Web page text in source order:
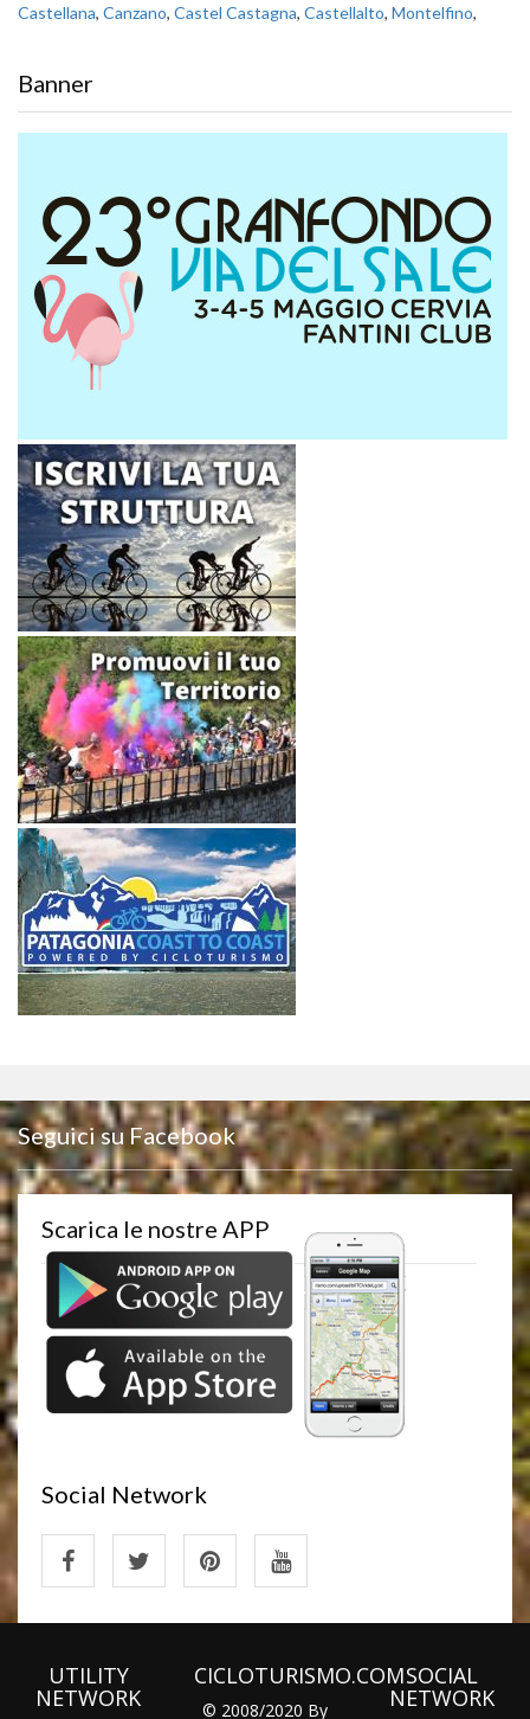
Castellana, Canzano, Castel Castagna, Castellalto, Montelfino,
Banner
Seguici su Facebook
Scarica le nostre APP
Social Network
UTILITY
NETWORK
CICLOTURISMO.COM
© 2008/2020 By
SOCIAL
NETWORK